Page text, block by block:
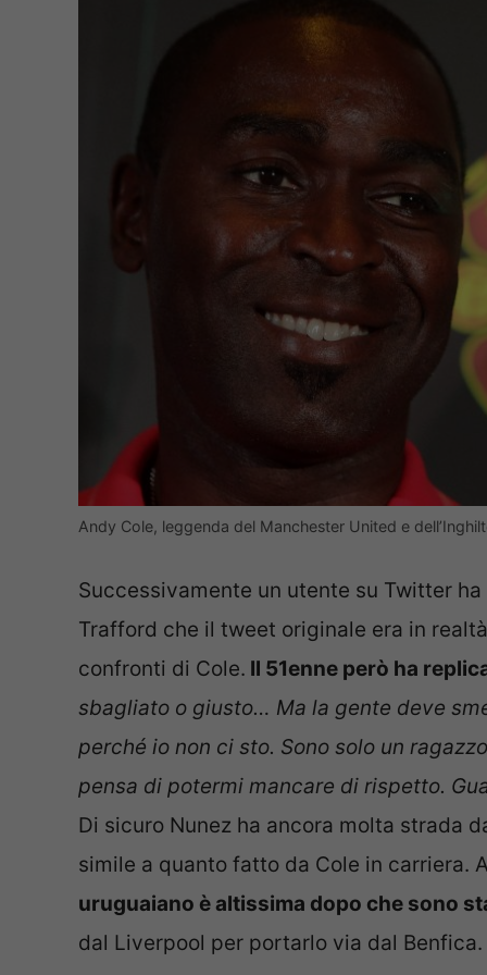
Andy Cole, leggenda del Manchester United e
Successivamente un utente su Twitter
Trafford che il tweet originale era in
confronti di Cole. Il 51enne però ha
sbagliato o giusto… Ma la gente deve
perché io non ci sto. Sono solo un
pensa di potermi mancare di rispetto.
Di sicuro Nunez ha ancora molta strada
simile a quanto fatto da Cole in carriera.
uruguaiano è altissima dopo che sono
dal Liverpool per portarlo via dal Benfica.